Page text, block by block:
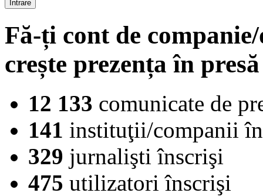
Fă-ți cont de
crește prezența în
12 133 comunicate de
141 instituţii/companii
329 jurnalişti înscrişi
475 utilizatori înscrişi